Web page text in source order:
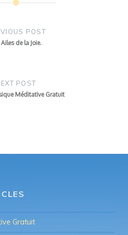
POST
Ailes de la Joie.
POST
Méditative Gratuit
Gratuit